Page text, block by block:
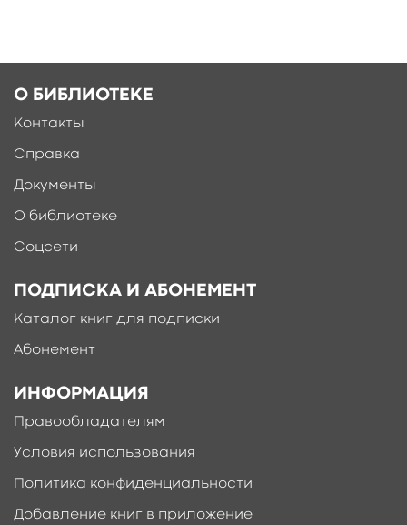
О БИБЛИОТЕКЕ
Контакты
Справка
Документы
О библиотеке
Соцсети
ПОДПИСКА И АБОНЕМЕНТ
Каталог книг для подписки
Абонемент
ИНФОРМАЦИЯ
Правообладателям
Условия использования
Политика конфиденциальности
Добавление книг в приложение